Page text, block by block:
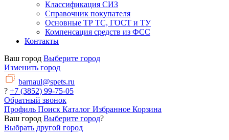
Классификация СИЗ
Справочник покупателя
Основные ТР ТС, ГОСТ и ТУ
Компенсация средств из ФСС
Контакты
Ваш город Выберите город
Изменить город
barnaul@spets.ru
? +7 (3852) 99-75-05
Обратный звонок
Профиль Поиск Каталог Избранное Корзина
Ваш город Выберите город?
Выбрать другой город